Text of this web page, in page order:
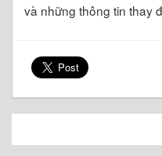
và những thông tin thay